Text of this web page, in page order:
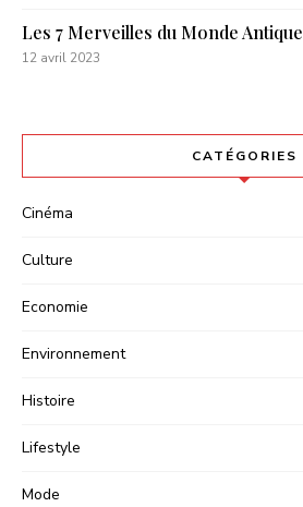
Les 7 Merveilles du Monde Antique
12 avril 2023
CATÉGORIES
Cinéma
Culture
Economie
Environnement
Histoire
Lifestyle
Mode